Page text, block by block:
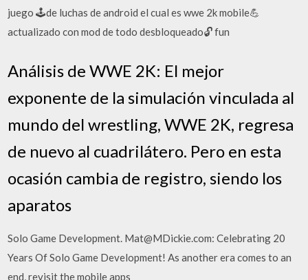
juego 🕹de luchas de android el cual es wwe 2k mobile💪
actualizado con mod de todo desbloqueado🔓 fun
Análisis de WWE 2K: El mejor
exponente de la simulación vinculada al
mundo del wrestling, WWE 2K, regresa
de nuevo al cuadrilátero. Pero en esta
ocasión cambia de registro, siendo los
aparatos
Solo Game Development. Mat@MDickie.com: Celebrating 20
Years Of Solo Game Development! As another era comes to an
end, revisit the mobile apps